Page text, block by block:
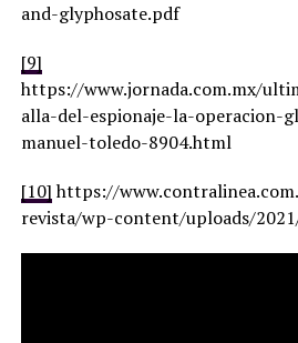
and-glyphosate.pdf
[9]
https://www.jornada.com.mx/
alla-del-espionaje-la-operacion-
manuel-toledo-8904.html
[10]https://
revista/wp-content/uploads/